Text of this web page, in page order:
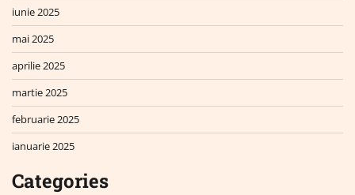
iunie 2025
mai 2025
aprilie 2025
martie 2025
februarie 2025
ianuarie 2025
Categories